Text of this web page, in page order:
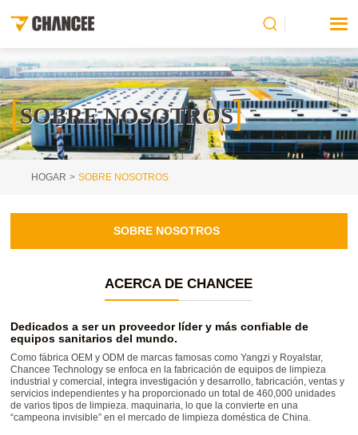
[SOBRE NOSOTROS]
HOGAR SOBRE NOSOTROS
SOBRE NOSOTROS
ACERCA DE CHANCEE
Dedicados a ser un proveedor líder y más confiable de
equipos sanitarios del mundo.
Como fábrica OEM y ODM de marcas famosas como Yangzi y Royalstar,
Chancee Technology se enfoca en la fabricación de equipos de limpieza
industrial y comercial, integra investigación y desarrollo, fabricación, ventas y
servicios independientes y ha proporcionado un total de 460,000 unidades
de varios tipos de limpieza. maquinaria, lo que la convierte en una
“campeona invisible” en el mercado de limpieza doméstica de China.